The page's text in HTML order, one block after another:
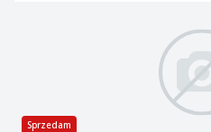
Sprzedam